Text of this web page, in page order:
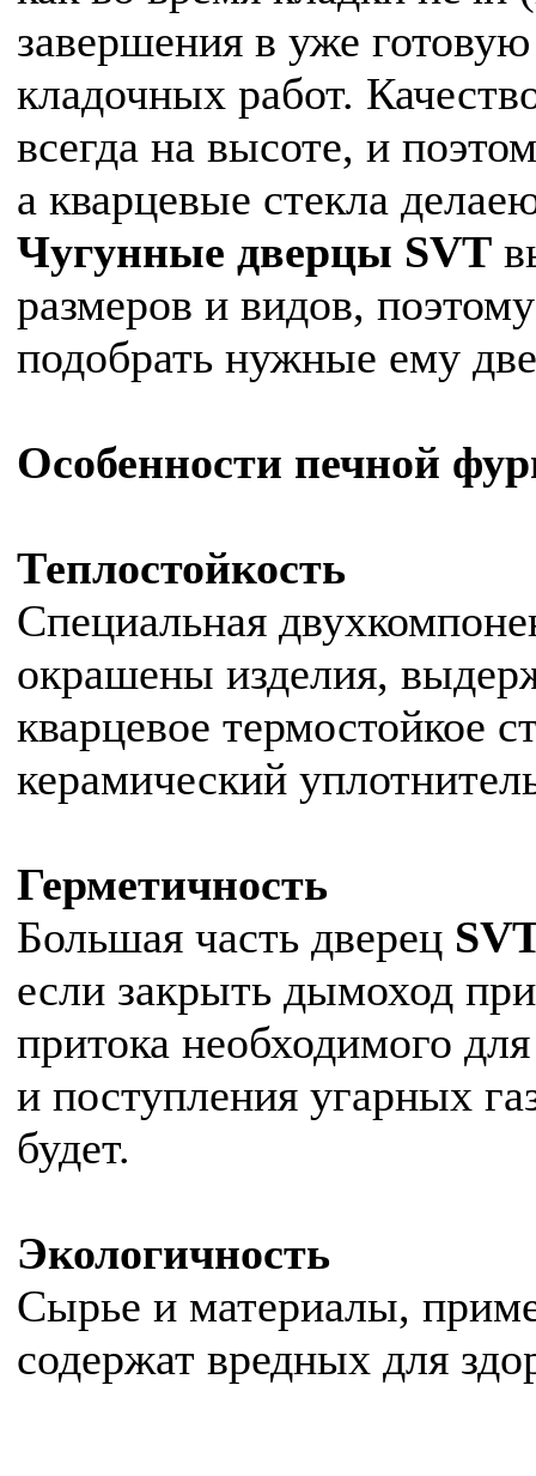
завершения в уже
кладочных работ.
всегда на высоте, и
а кварцевые стекла
Чугунные дверцы SVT
размеров и видов,
подобрать нужные ему
Особенности печной
Теплостойкость
Специальная
окрашены изделия,
кварцевое термостойкое
керамический
Герметичность
Большая часть дверец
если закрыть дымоход
притока необходимого
и поступления угарных
будет.
Экологичность
Сырье и материалы,
содержат вредных для